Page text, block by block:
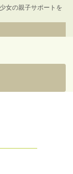
女の親子サポートを